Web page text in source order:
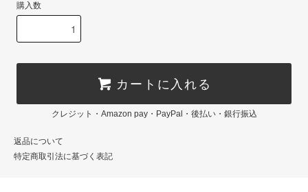
購入数
カートに入れる
クレジット・Amazon pay・PayPal・後払い・銀行振込
返品について
特定商取引法に基づく表記